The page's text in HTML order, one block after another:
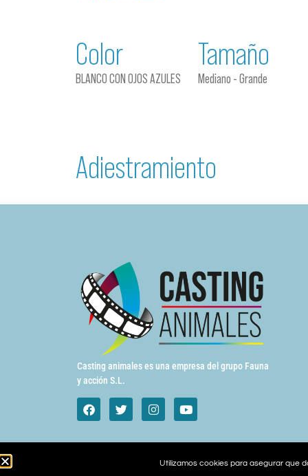
Color
BLANCO CON OJOS AZULES
Tamaño
Mediano - Grande
Adiestramiento
Casting animales es una empresa del grupo Fauna
y acción S.L.
Utilizamos cookies para asegurar que